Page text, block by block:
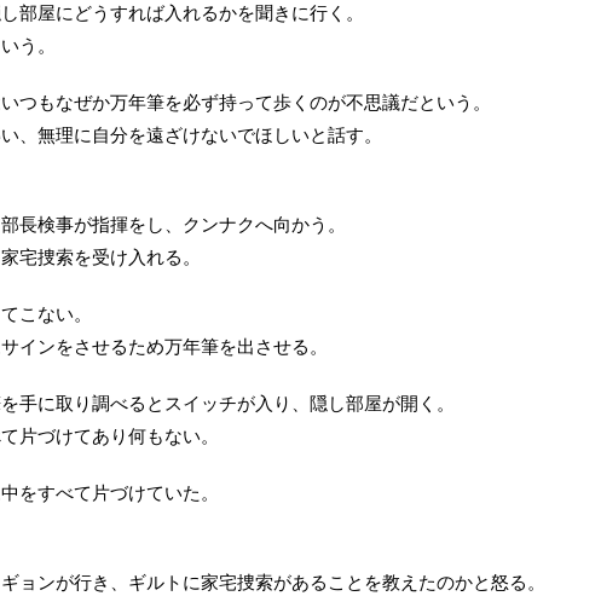
部屋にどうすれば入れるかを聞きに行く。
う。
つもなぜか万年筆を必ず持って歩くのが不思議だという。
、無理に自分を遠ざけないでほしいと話す。
長検事が指揮をし、クンナクへ向かう。
宅捜索を受け入れる。
こない。
インをさせるため万年筆を出させる。
手に取り調べるとスイッチが入り、隠し部屋が開く。
片づけてあり何もない。
をすべて片づけていた。
ョンが行き、ギルトに家宅捜索があることを教えたのかと怒る。